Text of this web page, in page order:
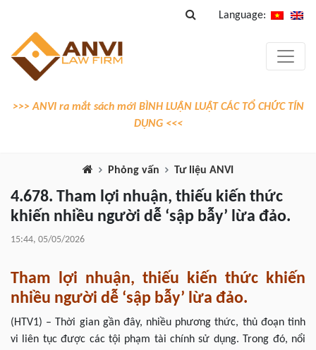
Language:
>>> ANVI ra mắt sách mới BÌNH LUẬN LUẬT CÁC TỔ CHỨC TÍN
DỤNG <<<
Phỏng vấn Tư liệu ANVI
4.678. Tham lợi nhuận, thiếu kiến thức
khiến nhiều người dễ ‘sập bẫy’ lừa đảo.
15:44, 05/05/2026
Tham lợi nhuận, thiếu kiến thức khiến
nhiều người dễ ‘sập bẫy’ lừa đảo.
(HTV1) – Thời gian gần đây, nhiều phương thức, thủ đoạn tinh
vi liên tục được các tội phạm tài chính sử dụng. Trong đó, nổi